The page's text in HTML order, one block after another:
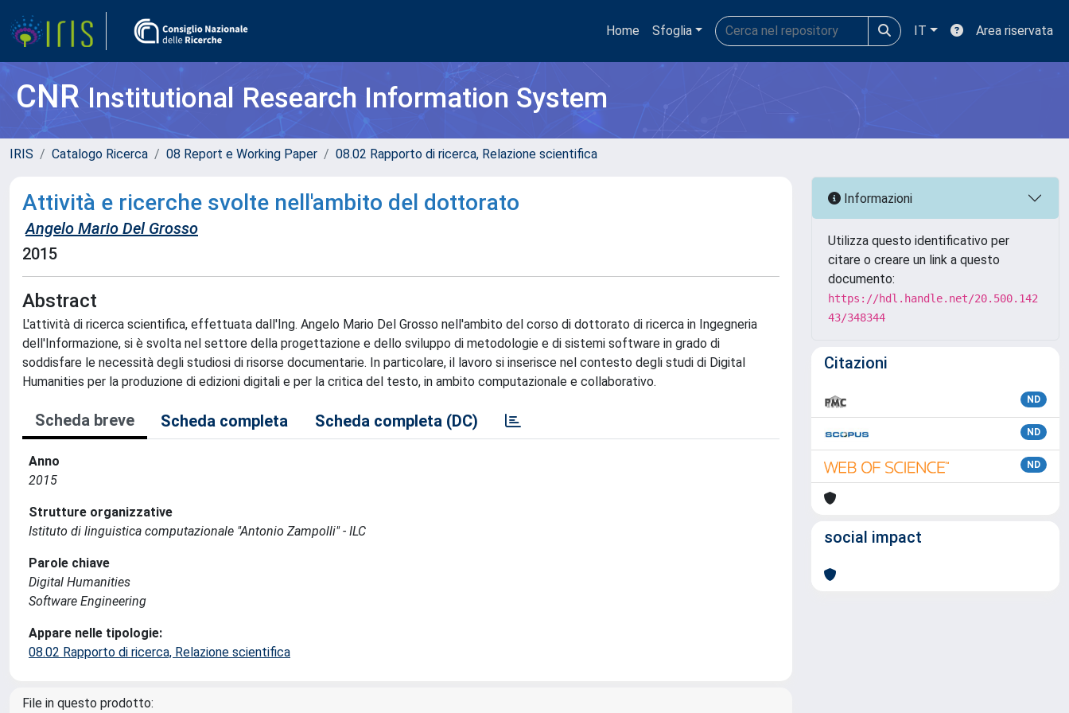
Home Sfoglia IT Area riservata
CNRInstitutional Research Information System
IRIS Catalogo Ricerca 08 Report e Working Paper 08.02 Rapporto di ricerca, Relazione scientifica
Attività e ricerche svolte nell'ambito del dottorato
Angelo Mario Del Grosso
2015
Abstract
L'attività di ricerca scientifica, effettuata dall'Ing. Angelo Mario Del Grosso nell'ambito del corso di dottorato di ricerca in Ingegneria
dell'Informazione, si è svolta nel settore della progettazione e dello sviluppo di metodologie e di sistemi software in grado di
soddisfare le necessità degli studiosi di risorse documentarie. In particolare, il lavoro si inserisce nel contesto degli studi di Digital
Humanities per la produzione di edizioni digitali e per la critica del testo, in ambito computazionale e collaborativo.
Scheda breve Scheda completa Scheda completa (DC)
Anno
2015
Strutture organizzative
Istituto di linguistica computazionale "Antonio Zampolli" - ILC
Parole chiave
Digital Humanities
Software Engineering
Appare nelle tipologie:
08.02 Rapporto di ricerca, Relazione scientifica
File in questo prodotto:
Informazioni
Utilizza questo identificativo per
citare o creare un link a questo
documento:
https://hdl.handle.net/20.500.142
43/348344
Citazioni
ND
ND
ND
social impact